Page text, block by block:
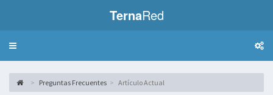
TernaRed
Toggle
Preguntas Frecuentes Artículo Actual